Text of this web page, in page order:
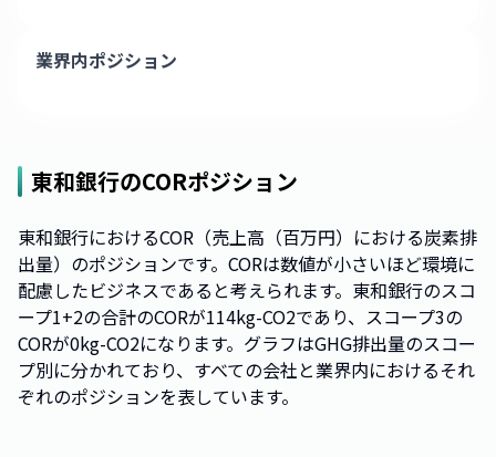
業界内ポジション
東和銀行のCORポジション
東和銀行におけるCOR（売上高（百万円）における炭素排
出量）のポジションです。CORは数値が小さいほど環境に
配慮したビジネスであると考えられます。東和銀行のスコ
ープ1+2の合計のCORが114kg-CO2であり、スコープ3の
CORが0kg-CO2になります。グラフはGHG排出量のスコー
プ別に分かれており、すべての会社と業界内におけるそれ
ぞれのポジションを表しています。